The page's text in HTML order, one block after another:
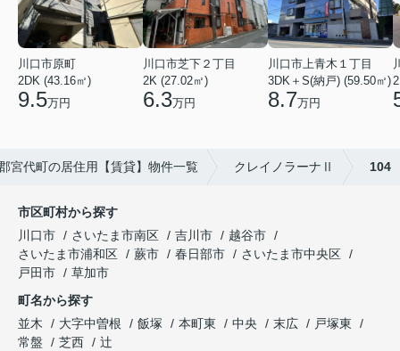
川口市原町
2DK (43.16㎡)
9.5万円
川口市芝下２丁目
2K (27.02㎡)
6.3万円
川口市上青木１丁目
3DK＋S(納戸) (59.50㎡)
8.7万円
宮代町の居住用【賃貸】物件一覧 クレイノラーナⅡ 104
市区町村から探す
川口市
さいたま市南区 吉川市
越谷市
さいたま市浦和区
蕨市 春日部市
さいたま市中央区
戸田市
草加市
町名から探す
並木
大字中曽根 飯塚 本町東 中央 末広
戸塚東
常盤
芝西
辻